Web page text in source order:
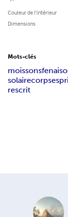
Couleur de l’intérieur
Dimensions
Mots-clés
moissons
solairecorps
rescrit